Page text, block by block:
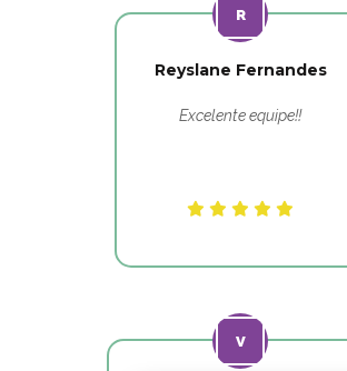
Reyslane Fernandes
Excelente equipe!!